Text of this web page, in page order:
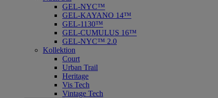
GEL-NYC™
GEL-KAYANO 14™
GEL-1130™
GEL-CUMULUS 16™
GEL-NYC™ 2.0
Kollektion
Court
Urban Trail
Heritage
Vis Tech
Vintage Tech